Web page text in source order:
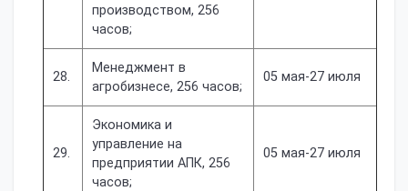
производством, 256
часов;
28.
Менеджмент в
агробизнесе, 256 часов;
05 мая-27 июля
29.
Экономика и
управление на
предприятии АПК, 256
часов;
05 мая-27 июля